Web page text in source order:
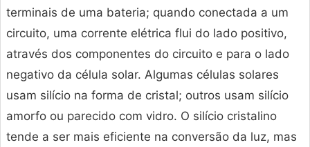
terminais de uma bateria; quando conectada a um
circuito, uma corrente elétrica flui do lado positivo,
através dos componentes do circuito e para o lado
negativo da célula solar. Algumas células solares
usam silício na forma de cristal; outros usam silício
amorfo ou parecido com vidro. O silício cristalino
tende a ser mais eficiente na conversão da luz, mas